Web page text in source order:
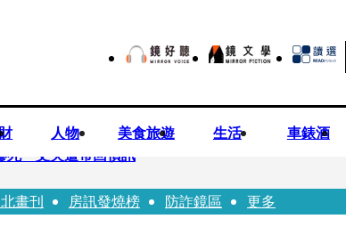
人物 美食旅遊 生活 車錶酒
死 丈夫遭帶回偵訊
接機BNT抵台」 同框陳時中、張淑芬畫面曝光
畫刊 房訊發燒榜 防詐鏡區 更多